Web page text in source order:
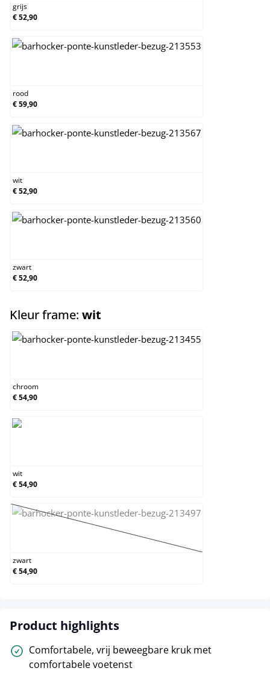
grijs
€ 52,90
rood
€ 59,90
wit
€ 52,90
zwart
€ 52,90
Kleur frame: wit
chroom
€ 54,90
wit
€ 54,90
zwart
(Deze optie is momenteel niet beschikbaar.)
zwart
€ 54,90
Product highlights
Comfortabele, vrij beweegbare kruk met
comfortabele voetenst